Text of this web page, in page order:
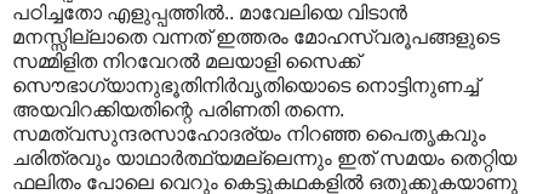
പഠിച്ചതോ എളുപ്പത്തിൽ.. മാവേലിയെ വിടാൻ
മനസ്സില്ലാതെ വന്നത് ഇത്തരം മോഹസ്വരൂപങ്ങളുടെ
സമ്മിളിത നിറവേറൽ മലയാളി സൈക്ക്
സൌഭാഗ്യാനുഭൂതിനിർവൃതിയൊടെ നൊട്ടിനുണച്ച്
അയവിറക്കിയതിന്റെ പരിണതി തന്നെ.
സമത്വസുന്ദരസാഹോദര്യം നിറഞ്ഞ പൈതൃകവും
ചരിത്രവും യാഥാർത്ഥ്യമല്ലെന്നും ഇത് സമയം തെറ്റിയ
ഫലിതം പോലെ വെറും കെട്ടുകഥകളിൽ ഒതുക്കുകയാണു